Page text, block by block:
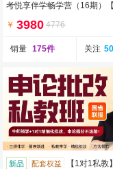
考悦享伴学畅学营（16期）
￥ 3980 4776
销量 175件 关注
新品 配套权益
【1对1私